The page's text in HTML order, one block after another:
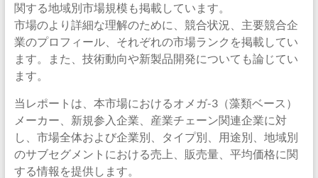
関する地域別市場規模も掲載しています。
市場のより詳細な理解のために、競合状況、主要競合企
業のプロフィール、それぞれの市場ランクを掲載してい
ます。また、技術動向や新製品開発についても論じてい
ます。
当レポートは、本市場におけるオメガ-3（藻類ベース）
メーカー、新規参入企業、産業チェーン関連企業に対
し、市場全体および企業別、タイプ別、用途別、地域別
のサブセグメントにおける売上、販売量、平均価格に関
する情報を提供します。